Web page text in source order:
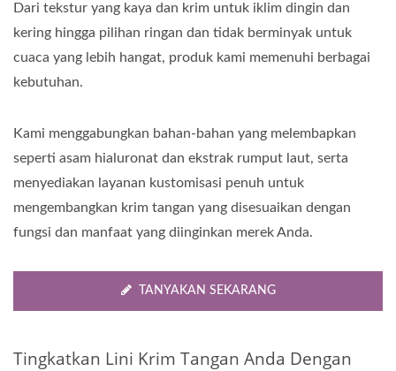
Dari tekstur yang kaya dan krim untuk iklim dingin dan
kering hingga pilihan ringan dan tidak berminyak untuk
cuaca yang lebih hangat, produk kami memenuhi berbagai
kebutuhan.
Kami menggabungkan bahan-bahan yang melembapkan
seperti asam hialuronat dan ekstrak rumput laut, serta
menyediakan layanan kustomisasi penuh untuk
mengembangkan krim tangan yang disesuaikan dengan
fungsi dan manfaat yang diinginkan merek Anda.
TANYAKAN SEKARANG
Tingkatkan Lini Krim Tangan Anda Dengan